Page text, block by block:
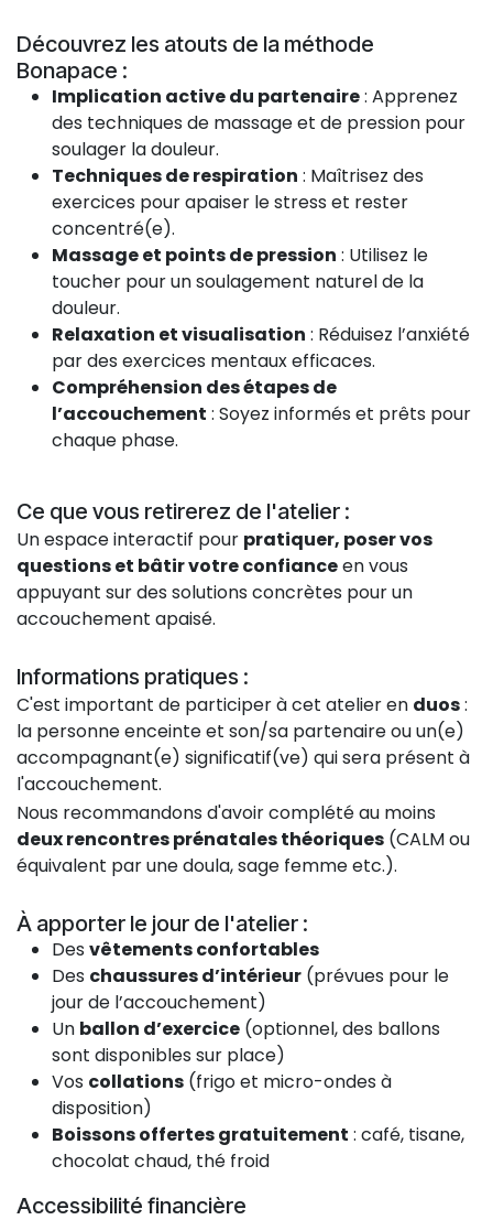
Découvrez les atouts de la méthode
Bonapace :
Implication active du partenaire: Apprenez
des techniques de massage et de pression pour
soulager la douleur.
Techniques de respiration : Maîtrisez des
exercices pour apaiser le stress et rester
concentré(e).
Massage et points de pression : Utilisez le
toucher pour un soulagement naturel de la
douleur.
Relaxation et visualisation : Réduisez l’anxiété
par des exercices mentaux efficaces.
Compréhension des étapes de
l’accouchement : Soyez informés et prêts pour
chaque phase.
Ce que vous retirerez de l'atelier :
Un espace interactif pour pratiquer, poser vos
questions et bâtir votre confianceen vous
appuyant sur des solutions concrètes pour un
accouchement apaisé.
Informations pratiques :
C'est important de participer à cet atelier en duos:
la personne enceinte et son/sa partenaire ou un(e)
accompagnant(e) significatif(ve) qui sera présent à
l'accouchement.
Nous recommandons d'avoir complété au moins
deux rencontres prénatales théoriques (CALM ou
équivalent par une doula, sage femme etc.).
À apporter le jour de l'atelier :
Des vêtements confortables
Des chaussures d’intérieur (prévues pour le
jour de l’accouchement)
Un ballon d’exercice (optionnel, des ballons
sont disponibles sur place)
Vos collations (frigo et micro-ondes à
disposition)
Boissons offertes gratuitement : café, tisane,
chocolat chaud, thé froid
Accessibilité financière